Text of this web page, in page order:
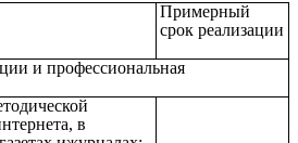
Примерный
срок реализации
и профессиональная
в